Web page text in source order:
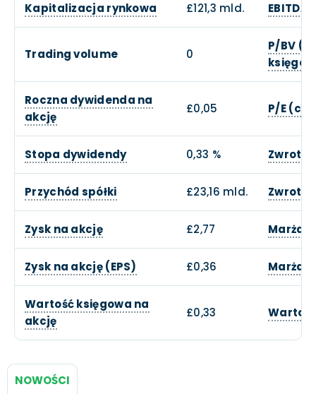
Kapitalizacja rynkowa £121,3 mld. EBITDA
Trading volume 0
P/BV
Roczna dywidenda na
akcję
£0,05 P/E
Stopa dywidendy 0,33 % Zwrot z
Przychód spółki £23,16 mld. Zwrotu
Zysk na akcję £2,77 Marża
Zysk na akcję (EPS) £0,36 Marża
Wartość księgowa na
akcję
£0,33
NOWOŚCI